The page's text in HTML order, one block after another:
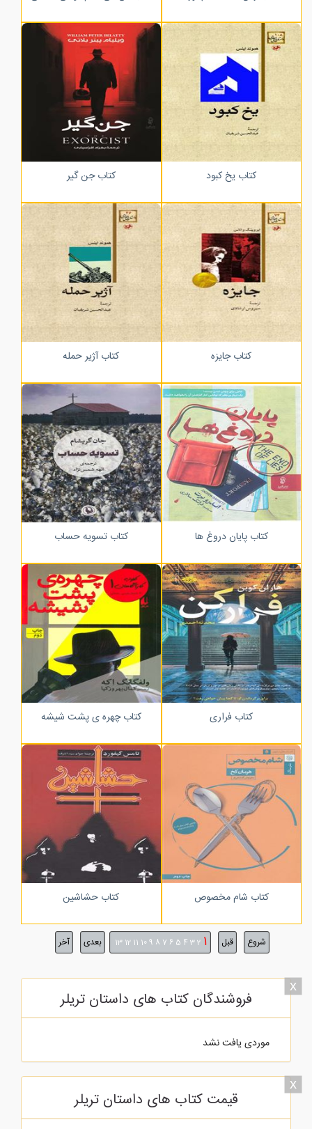
کتاب یخ کبود کتاب جن گیر
کتاب جایزه کتاب آژیر حمله
کتاب پایان دروغ ها کتاب تسویه حساب
کتاب فراری کتاب چهره ی پشت شیشه
کتاب شام مخصوص کتاب حشاشین
شروع قبل 1
2
3
4
5
6
7
8
9
10
11
12
13 بعدی آخر
x
فروشندگان کتاب های داستان تریلر
موردی یافت نشد
x
قیمت کتاب های داستان تریلر